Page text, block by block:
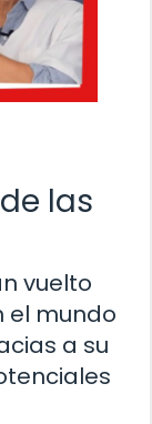
las
vuelto
el mundo
a su